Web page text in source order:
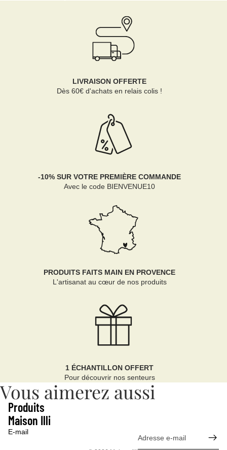
LIVRAISON OFFERTE
Dès 60€ d'achats en relais colis !
-10% SUR VOTRE PREMIÈRE COMMANDE
Avec le code BIENVENUE10
PRODUITS FAITS MAIN EN PROVENCE
L'artisanat au cœur de nos produits
1 ÉCHANTILLON OFFERT
Pour découvrir nos senteurs
Vous aimerez aussi
Produits
Maison Illi
E-mail